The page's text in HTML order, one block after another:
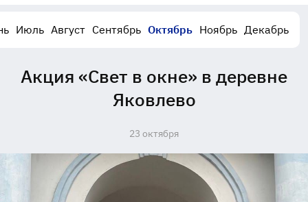
Июль Август Сентябрь Октябрь Ноябрь Декабрь
Акция «Свет в окне» в деревне
Яковлево
23 октября